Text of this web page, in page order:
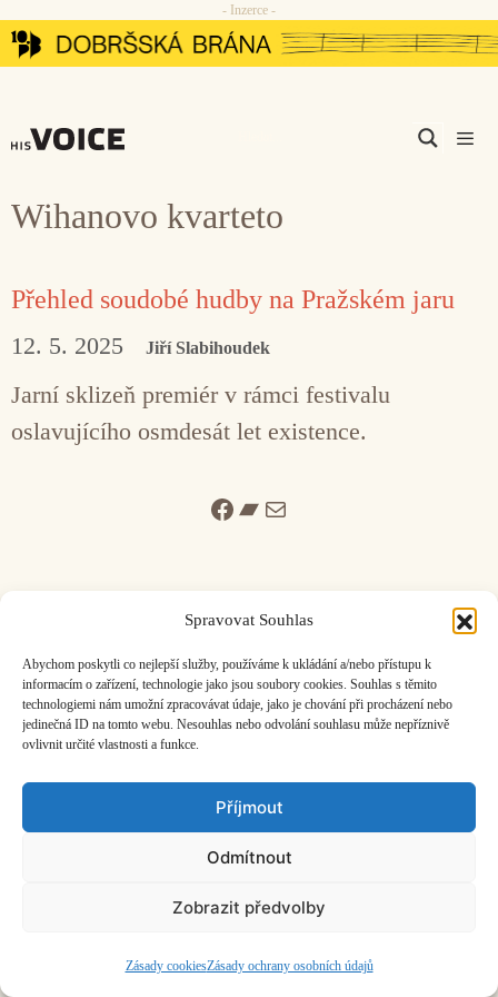
Spravovat Souhlas
Abychom poskytli co nejlepší služby, používáme k ukládání a/nebo přístupu k
informacím o zařízení, technologie jako jsou soubory cookies. Souhlas s těmito
technologiemi nám umožní zpracovávat údaje, jako je chování při procházení nebo
jedinečná ID na tomto webu. Nesouhlas nebo odvolání souhlasu může nepříznivě
ovlivnit určité vlastnosti a funkce.
Příjmout
Odmítnout
Zobrazit předvolby
Zásady cookiesZásady ochrany osobních údajů
Přeskočit
na
- Inzerce -
Wihanovo kvarteto
Přehled soudobé hudby na Pražském jaru
12. 5. 2025 Jiří Slabihoudek
Jarní sklizeň premiér v rámci festivalu
oslavujícího osmdesát let existence.
Facebook
Bandcamp
Mail
ČASOPIS O JINÉ HUDBĚ | vydáváHudební informační středisko
založeno 2001 | Kontaktujte nás:info@hisvoice.cz
©2026 HISvoice – design a adminAtelier Dokument